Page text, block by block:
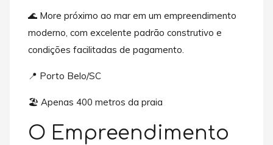
🌊 More próximo ao mar em um empreendimento
moderno, com excelente padrão construtivo e
condições facilitadas de pagamento.
📍 Porto Belo/SC
🏖️ Apenas 400 metros da praia
O Empreendimento